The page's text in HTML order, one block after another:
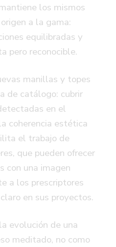
los mismos
a la gama:
equilibradas y
pero reconocible.
manillas y topes
de catálogo: cubrir
en el
coherencia estética
el trabajo de
que pueden ofrecer
con una imagen
a los prescriptores
en sus proyectos.
evolución de una
meditado, no como